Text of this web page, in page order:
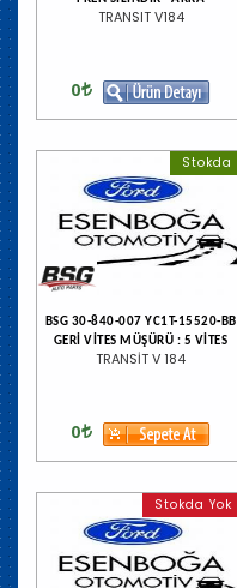
TRANSIT V184
0
Stokda
BSG 30-840-007 YC1T-15520-BB
GERİ VİTES MÜŞÜRÜ : 5 VİTES
TRANSİT V 184
0
Stokda Yok